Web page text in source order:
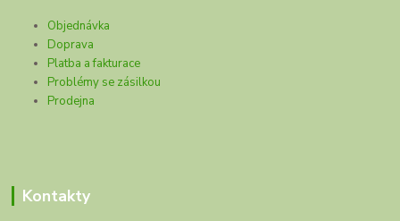
Objednávka
Doprava
Platba a fakturace
Problémy se zásilkou
Prodejna
Kontakty